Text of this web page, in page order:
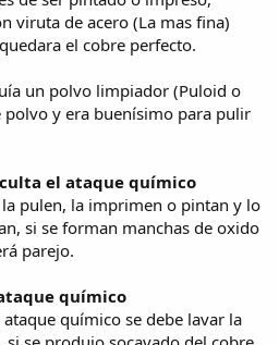
viruta de acero (La mas fina)
el cobre perfecto.
un polvo limpiador (Puloid o
polvo y era buenísimo para pulir
el ataque químico
pulen, la imprimen o pintan y lo
si se forman manchas de oxido
parejo.
químico
químico se debe lavar la